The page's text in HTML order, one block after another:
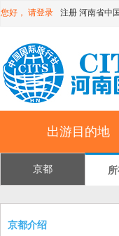
您好， 请登录 注册 河南省中
出游目的地
京都
京都介绍